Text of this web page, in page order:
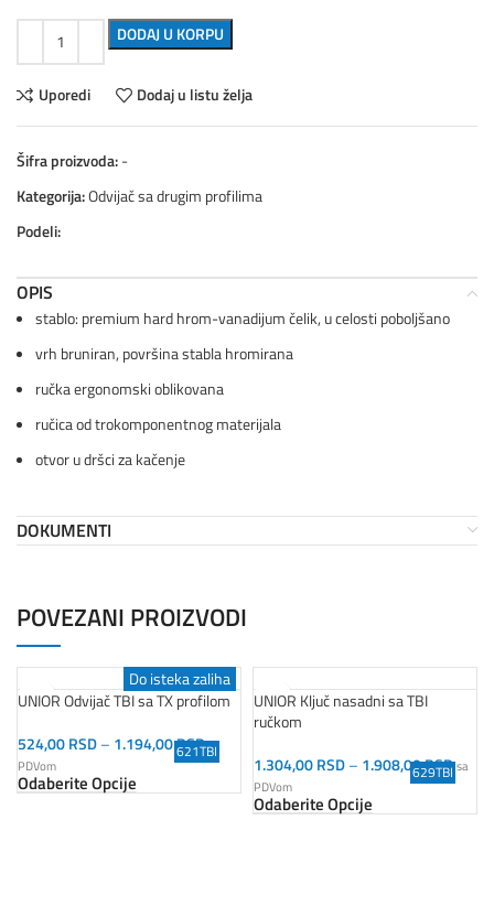
DODAJ U KORPU
Uporedi Dodaj u listu želja
Šifra proizvoda:-
Kategorija:Odvijač sa drugim profilima
Podeli:
OPIS
stablo: premium hard hrom-vanadijum čelik, u celosti poboljšano
vrh bruniran, površina stabla hromirana
ručka ergonomski oblikovana
ručica od trokomponentnog materijala
otvor u dršci za kačenje
DOKUMENTI
POVEZANI PROIZVODI
Do isteka zaliha
UNIOR Odvijač TBI sa TX profilom
524,00RSD– 1.194,00RSDsa
PDVom
Odaberite Opcije
621TBI
UNIOR Ključ nasadni sa TBI
ručkom
1.304,00RSD– 1.908,00RSDsa
PDVom
Odaberite Opcije
629TBI